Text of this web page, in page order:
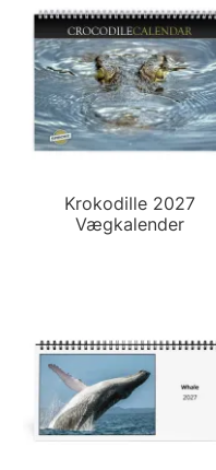
Krokodille 2027
Vægkalender